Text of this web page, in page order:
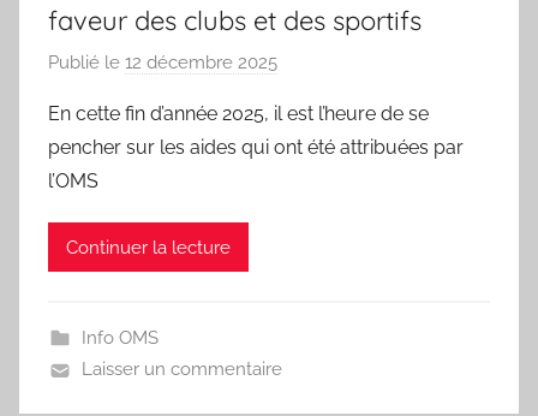
villeneuvois
faveur des clubs et des sportifs
Publié le 12 décembre 2025
r
S
a
En cette fin d’année 2025, il est l’heure de se
pencher sur les aides qui ont été attribuées par
l’OMS
Continuer la lecture
Info OMS
Laisser un commentaire